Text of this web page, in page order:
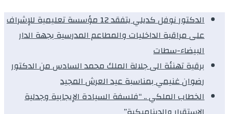
الدكتور نوفل كديلي يتفقد 12 مؤسسة تعليمية للإشراف
على مراقبة الداخليات والمطاعم المدرسية بجهة الدار
البيضاء-سطات
برقية تهنئة الى جلالة الملك محمد السادس من الدكتور
رضوان غنيمي بمناسبة عيد العرش المجيد
الخطاب الملكي .. “فلسفة السيادة الإيجابية وجدلية